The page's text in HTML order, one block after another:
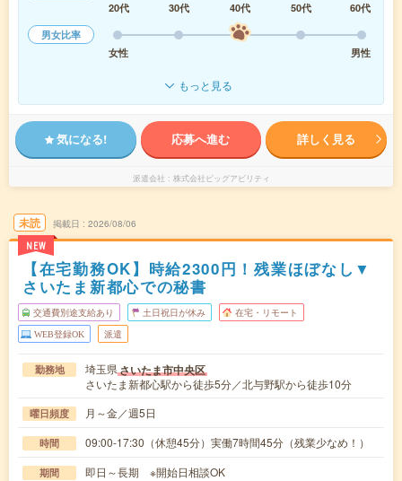
20代
30代 40代 50代
60代
男女比率
女性
男性
もっと見る
気になる! 応募へ進む 詳しく見る
派遣会社 株式会社ビッグアビリティ
未読
NEW
掲載日 2026/08/06
【在宅勤務OK】時給2300円！残業ほぼなし▼
さいたま新都心での秘書
交通費別途支給あり 土日祝日が休み 在宅・リモート
WEB登録OK 派遣
勤務地 埼玉県さいたま市中央区
さいたま新都心駅から徒歩5分／北与野駅から徒歩10分
曜日頻度 月～金／週5日
時間 09:00-17:30（休憩45分）実働7時間45分（残業少なめ！）
期間 即日～長期 ※開始日相談OK